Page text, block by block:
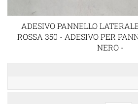
ADESIVO PANNELLO
ROSSA 350 - ADESIVO PER
NERO -